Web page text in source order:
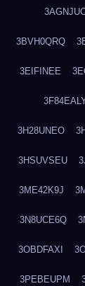
3BVH0QRQ
3EIFINEE
3H28UNEO
3HSUVSEU
3ME42K9J
3N8UCE6Q
3OBDFAXI
3PEBEUPM